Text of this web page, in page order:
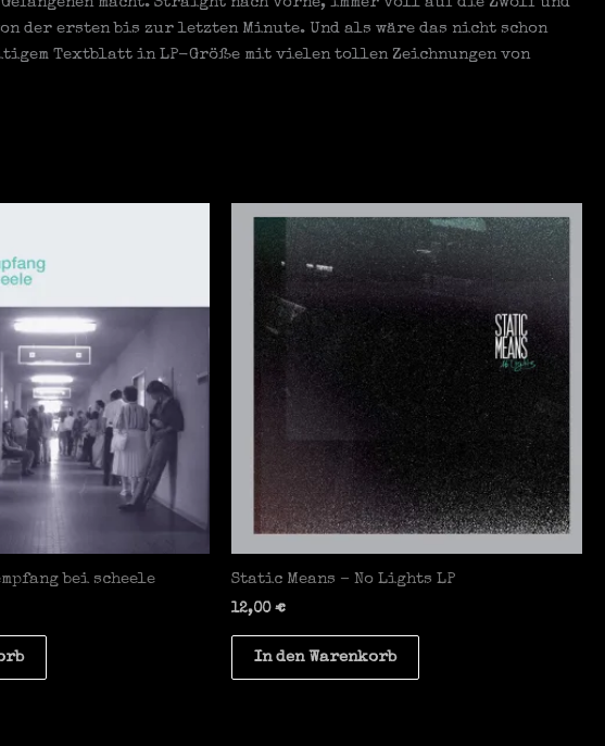
ersten bis zur letzten Minute. Und als wäre das nicht schon
Textblatt in LP-Größe mit vielen tollen Zeichnungen von
bei scheele Static Means – No Lights LP
12,00€
In den Warenkorb